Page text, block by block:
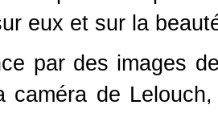
eux et sur la
par des images
de Lelouch,